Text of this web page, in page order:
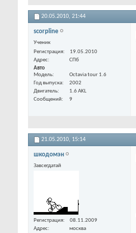
20.05.2010, 21:44
scorpline
Ученик
Регистрация
19.05.2010
Адрес
СПб
Авто
Модель
Octavia tour 1.6
Год выпуска
2002
Двигатель
1.6 AKL
Сообщений
9
21.05.2010, 15:14
шкодомэн
Завсегдатай
Регистрация
08.11.2009
Адрес
москва